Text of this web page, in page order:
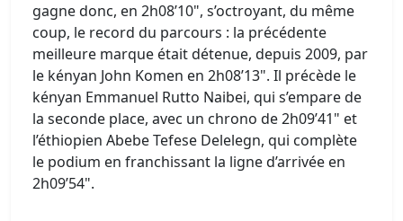
gagne donc, en 2h08’10", s’octroyant, du même
coup, le record du parcours : la précédente
meilleure marque était détenue, depuis 2009, par
le kényan John Komen en 2h08’13". Il précède le
kényan Emmanuel Rutto Naibei, qui s’empare de
la seconde place, avec un chrono de 2h09’41" et
l’éthiopien Abebe Tefese Delelegn, qui complète
le podium en franchissant la ligne d’arrivée en
2h09’54".